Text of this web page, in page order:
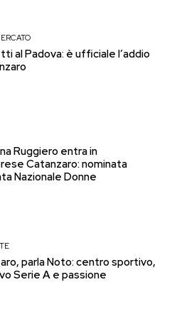
al Padova: è ufficiale l’addio
Ruggiero entra in
Catanzaro: nominata
Nazionale Donne
parla Noto: centro sportivo,
Serie A e passione